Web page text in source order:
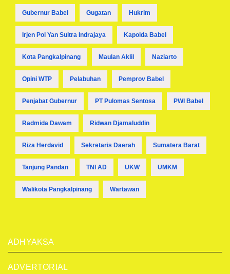
Gubernur Babel Gugatan Hukrim
Irjen Pol Yan Sultra Indrajaya Kapolda Babel
Kota Pangkalpinang Maulan Aklil Naziarto
Opini WTP Pelabuhan Pemprov Babel
Penjabat Gubernur PT Pulomas Sentosa PWI Babel
Radmida Dawam Ridwan Djamaluddin
Riza Herdavid Sekretaris Daerah Sumatera Barat
Tanjung Pandan TNI AD UKW UMKM
Walikota Pangkalpinang Wartawan
ADHYAKSA
ADVERTORIAL